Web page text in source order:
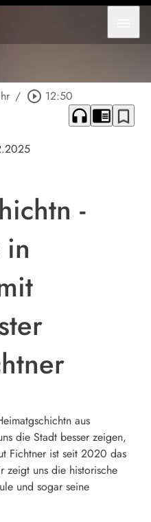
/ play_circle_outline 12:50
headphones chrome_reader_mode bookmark_border
-
aus
die Stadt besser zeigen,
Fichtner ist seit 2020 das
zeigt uns die historische
und sogar seine